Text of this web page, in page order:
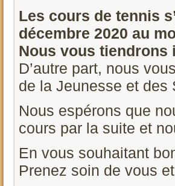
Les cours de tennis
décembre 2020 au
Nous vous
D’autre part, nous
de la Jeunesse et des
Nous espérons que
cours par la suite et
En vous souhaitant
Prenez soin de vous